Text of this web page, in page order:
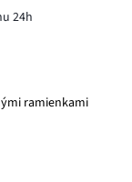
24h
ramienkami